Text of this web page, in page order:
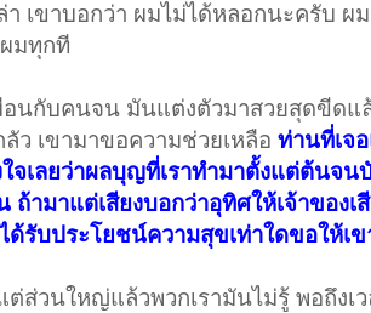
เขาบอกว่า ผมไม่ได้หลอกนะครับ ผ
มทุกที
กับคนจน มันแต่งตัวมาสวยสุดขีดแล้
ว เขามาขอความช่วยเหลือ ท่านที่เจ
จเลยว่าผลบุญที่เราทำมาตั้งแต่ต้นจ
ามาแต่เสียงบอกว่าอุทิศให้เจ้าของเ
รับประโยชน์ความสุขเท่าใดขอให้เ
ส่วนใหญ่แล้วพวกเรามันไม่รู้ พอถึงเ